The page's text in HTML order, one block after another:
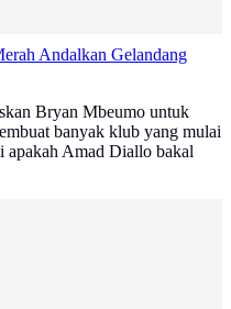
Andalkan Gelandang
Bryan Mbeumo untuk
banyak klub yang mulai
apakah Amad Diallo bakal